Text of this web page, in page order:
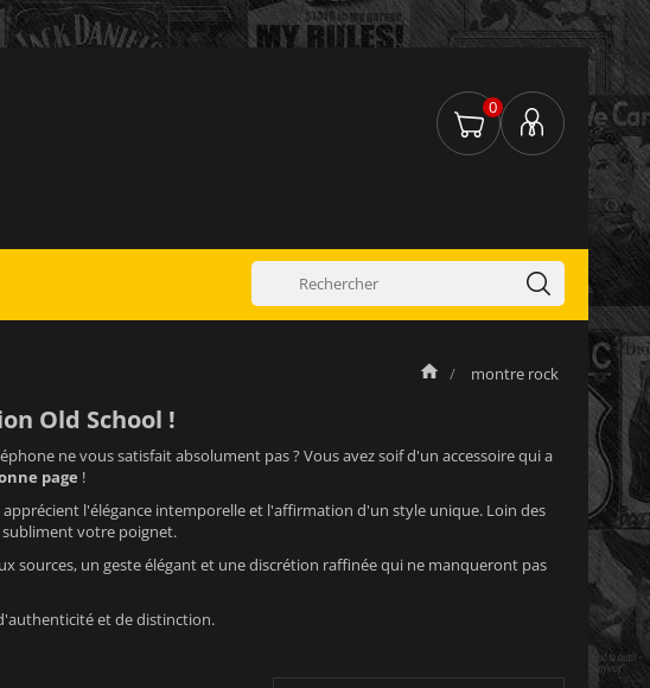
0
montre rock
Old School !
ne vous satisfait absolument pas ? Vous avez soif d'un accessoire qui a
page !
l'élégance intemporelle et l'affirmation d'un style unique. Loin des
votre poignet.
sources, un geste élégant et une discrétion raffinée qui ne manqueront pas
et de distinction.